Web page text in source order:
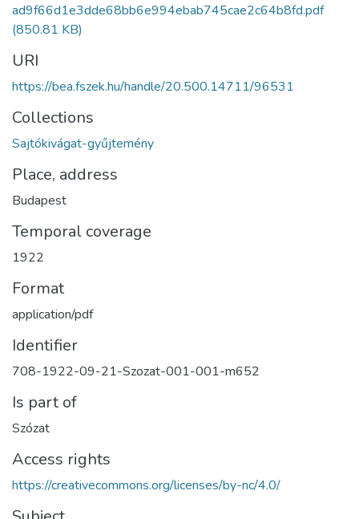
ad9f66d1e3dde68bb6e994ebab745cae2c64b8fd.pdf
(850.81 KB)
URI
https://bea.fszek.hu/handle/20.500.14711/96531
Collections
Sajtókivágat-gyűjtemény
Place, address
Budapest
Temporal coverage
1922
Format
application/pdf
Identifier
708-1922-09-21-Szozat-001-001-m652
Is part of
Szózat
Access rights
https://creativecommons.org/licenses/by-nc/4.0/